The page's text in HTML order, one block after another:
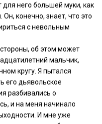
для него большей муки, как
конечно, знает, что это
с невольным
об этом может
мальчик,
кругу. Я пытался
его дьявольское
разбивались о
и на меня начинало
И мне уже